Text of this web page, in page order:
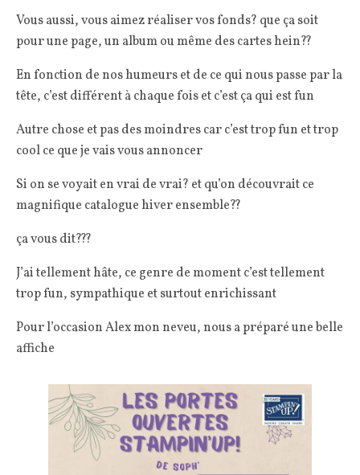
Vous aussi, vous aimez réaliser vos fonds? que ça soit
pour une page, un album ou même des cartes hein??
En fonction de nos humeurs et de ce qui nous passe par la
tête, c’est différent à chaque fois et c’est ça qui est fun
Autre chose et pas des moindres car c’est trop fun et trop
cool ce que je vais vous annoncer
Si on se voyait en vrai de vrai? et qu’on découvrait ce
magnifique catalogue hiver ensemble??
ça vous dit???
J’ai tellement hâte, ce genre de moment c’est tellement
trop fun, sympathique et surtout enrichissant
Pour l’occasion Alex mon neveu, nous a préparé une belle
affiche